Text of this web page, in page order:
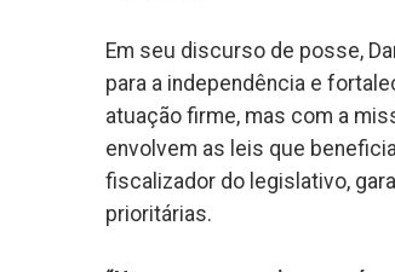
Em seu discurso de posse,
para a independência e
atuação firme, mas com a
envolvem as leis que
fiscalizador do legislativo,
prioritárias.